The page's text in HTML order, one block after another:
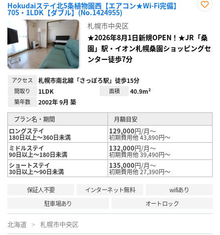
Hokudaiステイ北5条植物園西【エアコン★Wi-Fi完備】
705・1LDK【ダブル】(No.1424955)
録
札幌市中央区
★2026年8月1日新規OPEN！★JR「桑
園」駅・イオン札幌桑園ショッピングセ
ンター徒歩7分
アクセス 札幌市南北線「さっぽろ駅」徒歩15分
間取り 1LDK 面積 40.9m²
築年数 2002年 9月 築
プラン名・期間
月額目安
ロングステイ
180日以上～360日未満
129,000円/月～
初期費用他 43,890円～
ミドルステイ
90日以上～180日未満
132,000円/月～
初期費用他 39,490円～
ショートステイ
30日以上～90日未満
135,000円/月～
初期費用他 27,390円～
保証人不要 インターネット無料
wifiあり
駐車場あり
オートロック
北海道 札幌市中央区